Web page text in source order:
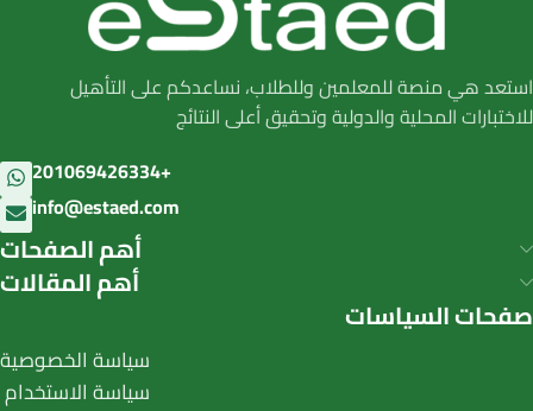
استعد هي منصة للمعلمين وللطلاب، نساعدكم على التأهيل
للاختبارات المحلية والدولية وتحقيق أعلى النتائج
201069426334+
info@estaed.com
أهم الصفحات
أهم المقالات
صفحات السياسات
سياسة الخصوصية
سياسة الاستخدام